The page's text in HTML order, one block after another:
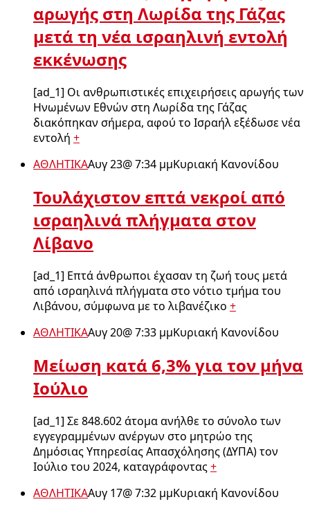
αρωγής στη Λωρίδα της Γάζας
μετά τη νέα ισραηλινή εντολή
εκκένωσης
[ad_1] Οι ανθρωπιστικές επιχειρήσεις αρωγής των
Ηνωμένων Εθνών στη Λωρίδα της Γάζας
διακόπηκαν σήμερα, αφού το Ισραήλ εξέδωσε νέα
εντολή +
ΑΘΛΗΤΙΚΑΑυγ 23@7:34 μμΚυριακή Κανονίδου
Τουλάχιστον επτά νεκροί από
ισραηλινά πλήγματα στον
Λίβανο
[ad_1] Επτά άνθρωποι έχασαν τη ζωή τους μετά
από ισραηλινά πλήγματα στο νότιο τμήμα του
Λιβάνου, σύμφωνα με το λιβανέζικο +
ΑΘΛΗΤΙΚΑΑυγ 20@7:33 μμΚυριακή Κανονίδου
Μείωση κατά 6,3% για τον μήνα
Ιούλιο
[ad_1] Σε 848.602 άτομα ανήλθε το σύνολο των
εγγεγραμμένων ανέργων στο μητρώο της
Δημόσιας Υπηρεσίας Απασχόλησης (ΔΥΠΑ) τον
Ιούλιο του 2024, καταγράφοντας+
ΑΘΛΗΤΙΚΑΑυγ 17@7:32 μμΚυριακή Κανονίδου